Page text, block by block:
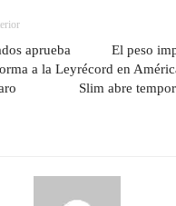
aprueba
a la Ley
El peso
récord en
Slim abre